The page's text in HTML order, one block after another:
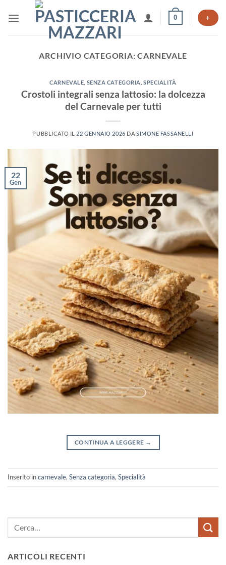
0 +
ARCHIVIO CATEGORIA:CARNEVALE
CARNEVALE SENZA CATEGORIA ,SPECIALITÀ
Crostoli integrali senza lattosio: la dolcezza
del Carnevale per tutti
PUBBLICATO IL 22 GENNAIO 2026 DA SIMONE FASSANELLI
22
Gen
CONTINUA A LEGGERE →
Inserito incarnevale, Senza categoria, Specialità
ARTICOLI RECENTI